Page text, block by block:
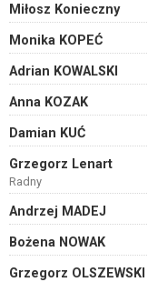
Miłosz Konieczny
Monika KOPEĆ
Adrian KOWALSKI
Anna KOZAK
Damian KUĆ
Grzegorz Lenart
Radny
Andrzej MADEJ
Bożena NOWAK
Grzegorz OLSZEWSKI